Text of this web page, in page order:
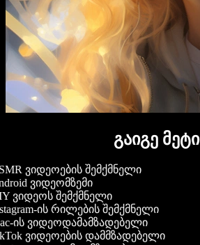
გაიგე მეტი
ვიდეოების შემქმნელი
ვიდეომზემი
ვიდეოს შემქმნელი
ის რილების შემქმნელი
ის ვიდეოდამამზადებელი
ვიდეოების დამმზადებელი